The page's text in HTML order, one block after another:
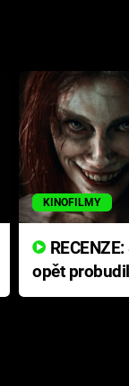
KINOFILMY
opět
přichází s